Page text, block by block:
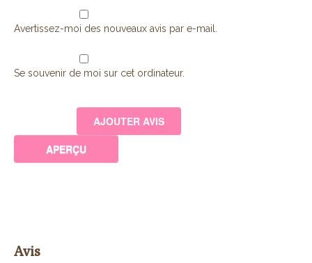
Avertissez-moi des nouveaux avis par e-mail.
Se souvenir de moi sur cet ordinateur.
Avis